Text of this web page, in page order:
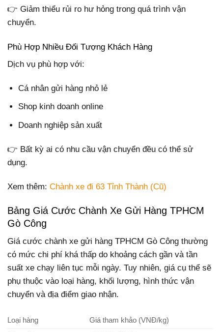
👉 Giảm thiểu rủi ro hư hỏng trong quá trình vận
chuyển.
Phù Hợp Nhiều Đối Tượng Khách Hàng
Dịch vụ phù hợp với:
Cá nhân gửi hàng nhỏ lẻ
Shop kinh doanh online
Doanh nghiệp sản xuất
👉 Bất kỳ ai có nhu cầu vận chuyển đều có thể sử
dụng.
Xem thêm: Chành xe đi 63 Tỉnh Thành (Cũ)
Bảng Giá Cước Chành Xe Gửi Hàng TPHCM
Gò Công
Giá cước chành xe gửi hàng TPHCM Gò Công thường
có mức chi phí khá thấp do khoảng cách gần và tần
suất xe chạy liên tục mỗi ngày. Tuy nhiên, giá cụ thể sẽ
phụ thuộc vào loại hàng, khối lượng, hình thức vận
chuyển và địa điểm giao nhận.
Loại hàng
Giá tham khảo (VNĐ/kg)